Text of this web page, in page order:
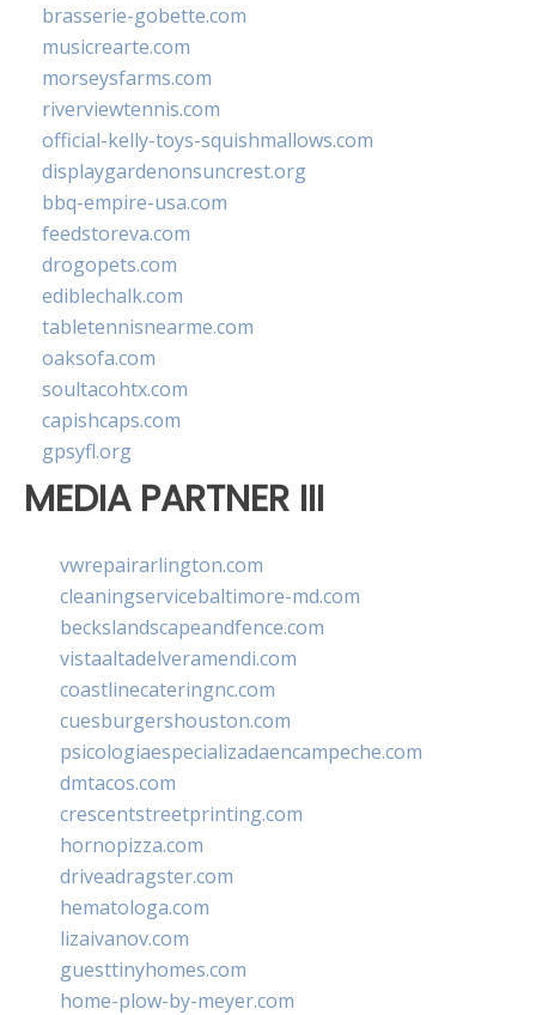
brasserie-gobette.com
musicrearte.com
morseysfarms.com
riverviewtennis.com
official-kelly-toys-squishmallows.com
displaygardenonsuncrest.org
bbq-empire-usa.com
feedstoreva.com
drogopets.com
ediblechalk.com
tabletennisnearme.com
oaksofa.com
soultacohtx.com
capishcaps.com
gpsyfl.org
MEDIA PARTNER III
vwrepairarlington.com
cleaningservicebaltimore-md.com
beckslandscapeandfence.com
vistaaltadelveramendi.com
coastlinecateringnc.com
cuesburgershouston.com
psicologiaespecializadaencampeche.com
dmtacos.com
crescentstreetprinting.com
hornopizza.com
driveadragster.com
hematologa.com
lizaivanov.com
guesttinyhomes.com
home-plow-by-meyer.com